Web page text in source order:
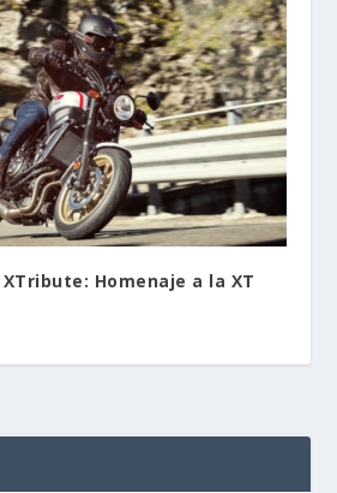
XTribute: Homenaje a la XT